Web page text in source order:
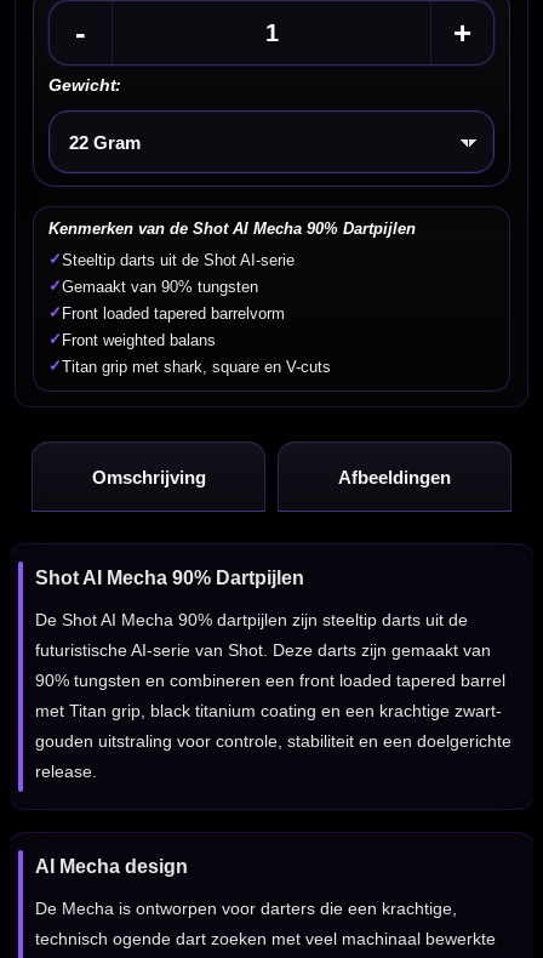
- +
Gewicht:
Kies een optie
Kenmerken van de Shot AI Mecha 90% Dartpijlen
✓Steeltip darts uit de Shot AI-serie
✓Gemaakt van 90% tungsten
✓ Front loaded tapered barrelvorm
✓ Front weighted balans
✓ Titan grip met shark, square en V-cuts
Omschrijving Afbeeldingen
Shot AI Mecha 90% Dartpijlen
De Shot AI Mecha 90% dartpijlen zijn steeltip darts uit de
futuristische AI-serie van Shot. Deze darts zijn gemaakt van
90% tungsten en combineren een front loaded tapered barrel
met Titan grip, black titanium coating en een krachtige zwart-
gouden uitstraling voor controle, stabiliteit en een doelgerichte
release.
AI Mecha design
De Mecha is ontworpen voor darters die een krachtige,
technisch ogende dart zoeken met veel machinaal bewerkte